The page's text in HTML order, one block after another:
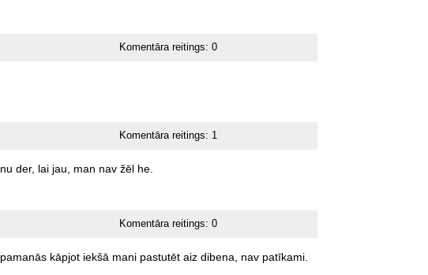
Komentāra reitings:0
Komentāra reitings: 1
nu der, lai jau, man nav žēl he.
Komentāra reitings:0
pamanās kāpjot iekšā mani pastutēt aiz dibena, nav patīkami.